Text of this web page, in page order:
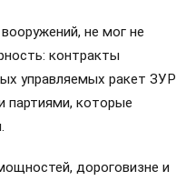
не мог не
контракты
управляемых ракет ЗУР
партиями, которые
дороговизне и